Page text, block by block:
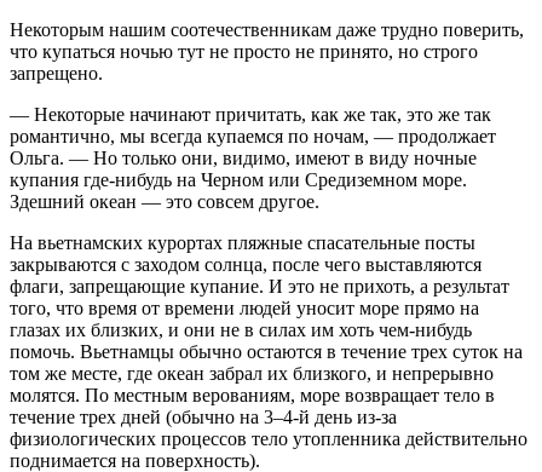
Некоторым нашим соотечественникам даже трудно поверить,
что купаться ночью тут не просто не принято, но строго
запрещено.
— Некоторые начинают причитать, как же так, это же так
романтично, мы всегда купаемся по ночам, — продолжает
Ольга. — Но только они, видимо, имеют в виду ночные
купания где-нибудь на Черном или Средиземном море.
Здешний океан — это совсем другое.
На вьетнамских курортах пляжные спасательные посты
закрываются с заходом солнца, после чего выставляются
флаги, запрещающие купание. И это не прихоть, а результат
того, что время от времени людей уносит море прямо на
глазах их близких, и они не в силах им хоть чем-нибудь
помочь. Вьетнамцы обычно остаются в течение трех суток на
том же месте, где океан забрал их близкого, и непрерывно
молятся. По местным верованиям, море возвращает тело в
течение трех дней (обычно на 3–4-й день из-за
физиологических процессов тело утопленника действительно
поднимается на поверхность).